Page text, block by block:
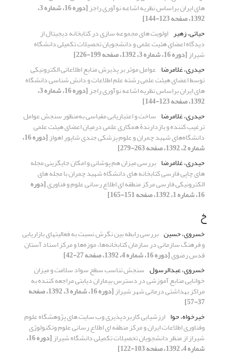
های ایران براساس نظریه اشاعه نوآوری راجز [دوره 16، شماره 3،
1392، صفحه 123-144]
حیاتی، زهیر اولویت های مجموعه سازی در کتابخانه دیجیتال از
دیدگاه اعضای هئیت علمی و دانشجویان تحصیلات تکمیلی دانشگاه
شیراز[دوره 16، شماره 3، 1392، صفحه 199-226]
حیدری، غلامرضا عوامل موثر بر پذیرش منابع اطلاعاتی الکترونیکی
توسط اعضای هیئت علمی رشته علم اطلاعات و دانش شناسی دانشگاه
های ایران براساس نظریه اشاعه نوآوری راجز [دوره 16، شماره 3،
1392، صفحه 123-144]
حیدری، غلامرضا ساخت و اعتباریابی مقیاسی به‌منظور سنجش عوامل
ترغیب کننده و بازدارندۀ همکاری علمی درمیان اعضای هیئت علمی
دانشگاه‌های شهید چمران و علوم پزشکی جندی شاپور اهواز [دوره 16،
شماره 2، 1392، صفحه 263-279]
حیدری، غلامرضا بررسی میزان هم پوشانی و امکان جایگزینی مجله
های چاپی فارسی کتابخانه های دانشگاه شهید چمران با مجله های
الکترونیکی فارسی مرکز منطقه ای اطلاع رسانی علوم و فناوری[دوره
16، شماره 1، 1392، صفحه 151-165]
خ
خسروی، حسین بررسی رابطه بین نگرش نسبت به فعالیتهای بازاریابی
و فرهنگ سازمانی در سازمان کتابخانه‌ها، موزه‌ها و مرکز اسناد آستان
قدس رضوی[دوره 16، شماره 4، 1392، صفحه 27-42]
خسروی، عبدالرسول سنجش تناسب سطح سواد سلامت و میزان
خوانایی منابع آموزشی در دسترس بیماران دیابتی مراجعه کننده به
مراکز بهداشتی درمانی شهر شیراز [دوره 16، شماره 3، 1392، صفحه
37-57]
خیرخواه، حوا ارزشیابی کاربردپذیری وب سایت های پژوهشگاه علوم
وفناوری اطلاعات ایران و مرکز منطقه ای اطلاع رسانی علوم وتکنولوژی
شیراز از منظر دانشجویان تحصیلات تکمیلی دانشگاه شیراز [دوره 16،
شماره 4، 1392، صفحه 103-122]